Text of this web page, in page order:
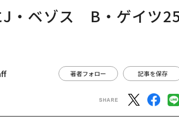
J・ベゾス B・ゲイツ
著者フォロー 記事を保存